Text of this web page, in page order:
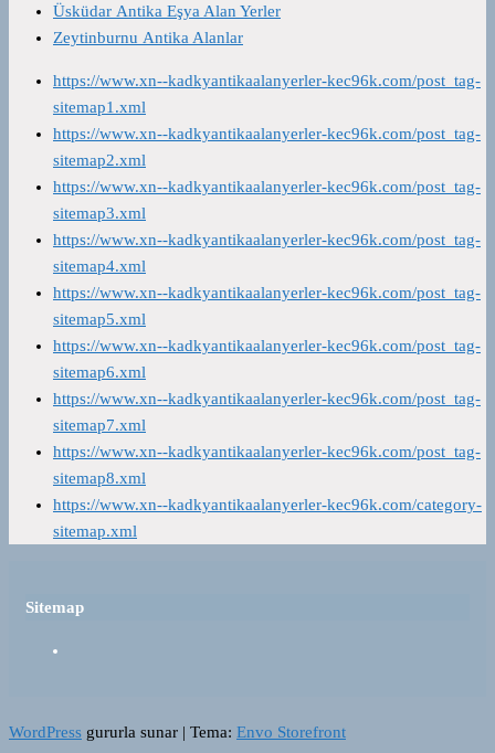
Üsküdar Antika Eşya Alan Yerler
Zeytinburnu Antika Alanlar
https://www.xn--kadkyantikaalanyerler-kec96k.com/post_tag-
sitemap1.xml
https://www.xn--kadkyantikaalanyerler-kec96k.com/post_tag-
sitemap2.xml
https://www.xn--kadkyantikaalanyerler-kec96k.com/post_tag-
sitemap3.xml
https://www.xn--kadkyantikaalanyerler-kec96k.com/post_tag-
sitemap4.xml
https://www.xn--kadkyantikaalanyerler-kec96k.com/post_tag-
sitemap5.xml
https://www.xn--kadkyantikaalanyerler-kec96k.com/post_tag-
sitemap6.xml
https://www.xn--kadkyantikaalanyerler-kec96k.com/post_tag-
sitemap7.xml
https://www.xn--kadkyantikaalanyerler-kec96k.com/post_tag-
sitemap8.xml
https://www.xn--kadkyantikaalanyerler-kec96k.com/category-
sitemap.xml
Sitemap
WordPress gururla sunar | Tema: Envo Storefront